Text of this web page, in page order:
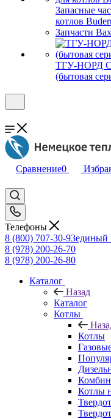
Запасные
котлов
Запчасти
ТГУ-НОРД С
(бытовая
Сравнение0
Телефоны
8 (800) 707-30-93единый
8 (978) 200-26-70
8 (978) 200-26-80
Каталог
Назад
Каталог
Котлы
Котлы
Котлы